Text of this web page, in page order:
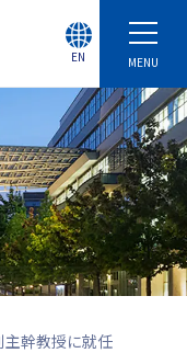
MENU
EN
幹教授に就任